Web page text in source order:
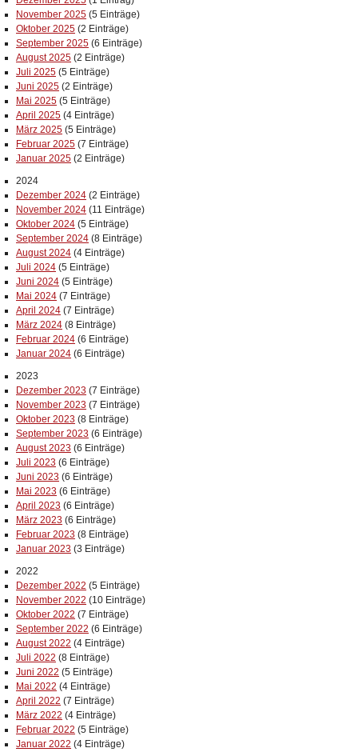
November 2025 (5 Einträge)
Oktober 2025 (2 Einträge)
September 2025 (6 Einträge)
August 2025 (2 Einträge)
Juli 2025 (5 Einträge)
Juni 2025 (2 Einträge)
Mai 2025 (5 Einträge)
April 2025 (4 Einträge)
März 2025 (5 Einträge)
Februar 2025 (7 Einträge)
Januar 2025 (2 Einträge)
2024
Dezember 2024 (2 Einträge)
November 2024 (11 Einträge)
Oktober 2024 (5 Einträge)
September 2024 (8 Einträge)
August 2024 (4 Einträge)
Juli 2024 (5 Einträge)
Juni 2024 (5 Einträge)
Mai 2024 (7 Einträge)
April 2024 (7 Einträge)
März 2024 (8 Einträge)
Februar 2024 (6 Einträge)
Januar 2024 (6 Einträge)
2023
Dezember 2023 (7 Einträge)
November 2023 (7 Einträge)
Oktober 2023 (8 Einträge)
September 2023 (6 Einträge)
August 2023 (6 Einträge)
Juli 2023 (6 Einträge)
Juni 2023 (6 Einträge)
Mai 2023 (6 Einträge)
April 2023 (6 Einträge)
März 2023 (6 Einträge)
Februar 2023 (8 Einträge)
Januar 2023 (3 Einträge)
2022
Dezember 2022 (5 Einträge)
November 2022 (10 Einträge)
Oktober 2022 (7 Einträge)
September 2022 (6 Einträge)
August 2022 (4 Einträge)
Juli 2022 (8 Einträge)
Juni 2022 (5 Einträge)
Mai 2022 (4 Einträge)
April 2022 (7 Einträge)
März 2022 (4 Einträge)
Februar 2022 (5 Einträge)
Januar 2022 (4 Einträge)